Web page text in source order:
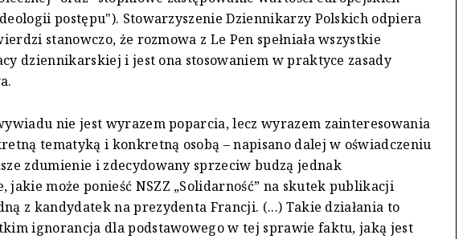
postępu"). Stowarzyszenie Dziennikarzy Polskich odpiera
stanowczo, że rozmowa z Le Pen spełniała wszystkie
dziennikarskiej i jest ona stosowaniem w praktyce zasady
nie jest wyrazem poparcia, lecz wyrazem zainteresowania
tematyką i konkretną osobą – napisano dalej w oświadczeniu
zdumienie i zdecydowany sprzeciw budzą jednak
jakie może ponieść NSZZ „Solidarność” na skutek publikacji
z kandydatek na prezydenta Francji. (...) Takie działania to
ignorancja dla podstawowego w tej sprawie faktu, jaką jest